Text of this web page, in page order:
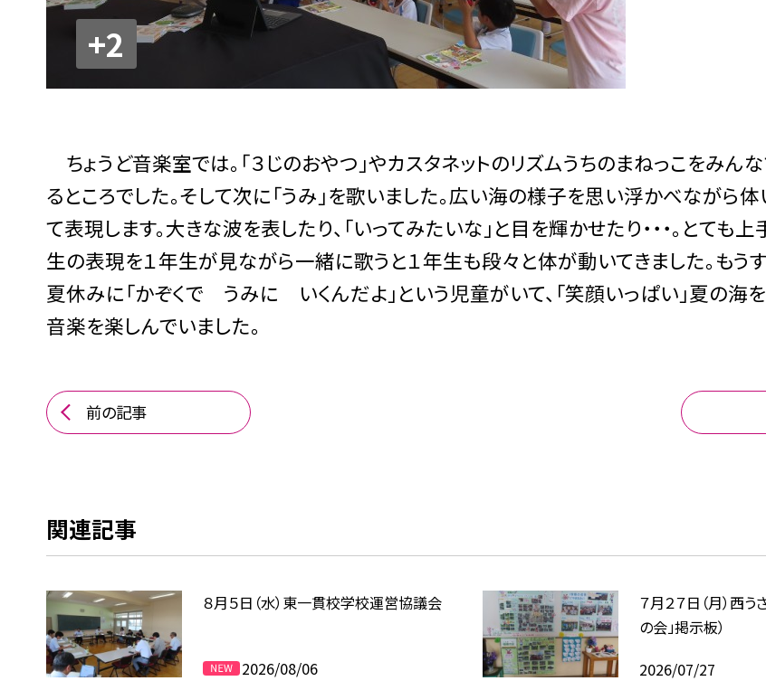
+2
ちょうど音楽室では。「３じのおやつ」やカスタネットのリズムうちのまねっこをみん
るところでした。そして次に「うみ」を歌いました。広い海の様子を思い浮かべながら
て表現します。大きな波を表したり、「いってみたいな」と目を輝かせたり・・・。とても
生の表現を１年生が見ながら一緒に歌うと１年生も段々と体が動いてきました。もうす
夏休みに「かぞくで うみに いくんだよ」という児童がいて、「笑顔いっぱい」夏の海
音楽を楽しんでいました。
前の記事
関連記事
８月５日（水）東一貫校学校運営協議会
2026/08/06
７月２７日（月）西う
の会」掲示板）
2026/07/27